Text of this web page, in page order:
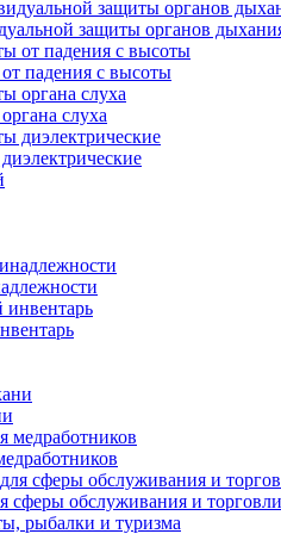
защиты органов
падения с высоты
слуха
сферы обслуживания и торговли